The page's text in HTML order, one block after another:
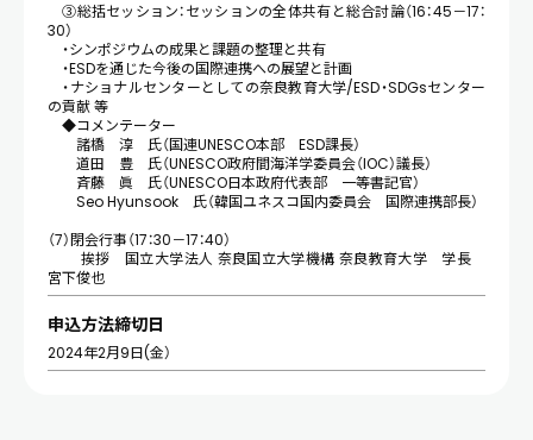
③総括セッション：セッションの全体共有と総合討論（16：45－17：
30）
・シンポジウムの成果と課題の整理と共有
・ESDを通じた今後の国際連携への展望と計画
・ナショナルセンターとしての奈良教育大学/ESD・SDGsセンター
の貢献 等
◆コメンテーター
諸橋 淳 氏（国連UNESCO本部 ESD課長）
道田 豊 氏（UNESCO政府間海洋学委員会（IOC）議長）
斉藤 眞 氏（UNESCO日本政府代表部 一等書記官）
Seo Hyunsook 氏（韓国ユネスコ国内委員会 国際連携部長）
（7）閉会行事（17：30－17：40）
挨拶 国立大学法人 奈良国立大学機構 奈良教育大学 学長
宮下俊也
申込方法締切日
2024年2月9日(金）